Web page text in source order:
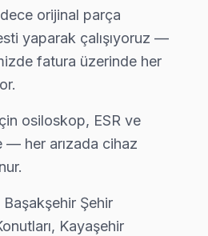
Sertifikalı Kadro: JVC yetkili
ve çevresinde tercih
siz bekleyin. 0850 811 14 36
Ekibimiz
başarısı, Başakşehir
Hizmet Sertifikasyonu
JVC tarafından resmi
ve SMD Lehimleme Uzmanlığı
orijinal parça
yaparak çalışıyoruz —
fatura üzerinde her
osiloskop, ESR ve
— her arızada cihaz
Şehir
Kayaşehir